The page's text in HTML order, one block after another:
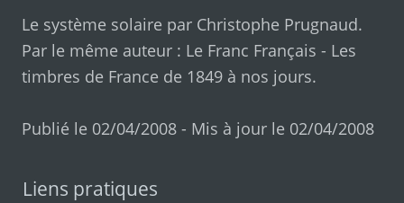
Le système solaire par Christophe Prugnaud.
Par le même auteur : Le Franc Français - Les
timbres de France de 1849 à nos jours.
Publié le 02/04/2008 - Mis à jour le 02/04/2008
Liens pratiques